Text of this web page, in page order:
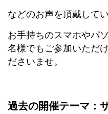
などのお声を頂戴して
お手持ちのスマホやパ
名様でもご参加いただ
ださいませ。
過去の開催テーマ：